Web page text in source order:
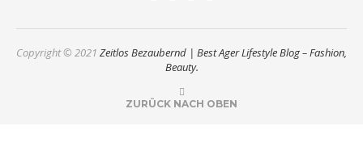
Copyright © 2021 Zeitlos Bezaubernd | Best Ager Lifestyle Blog – Fashion,
Beauty.
ZURÜCK NACH OBEN